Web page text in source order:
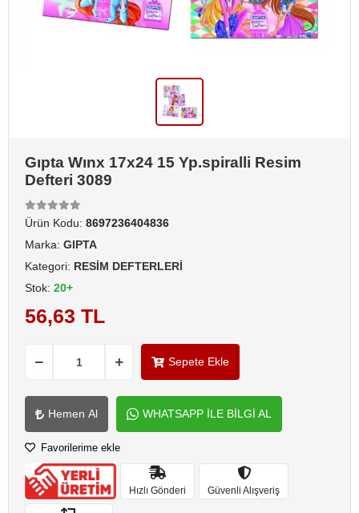
Gıpta Wınx 17x24 15 Yp.spiralli Resim
Defteri 3089
Ürün Kodu: 8697236404836
Marka: GIPTA
Kategori: RESİM DEFTERLERİ
Stok: 20+
56,63 TL
Sepete Ekle
Hemen Al WHATSAPP İLE BİLGİ AL
Favorilerime ekle
Hızlı Gönderi Güvenli Alışveriş